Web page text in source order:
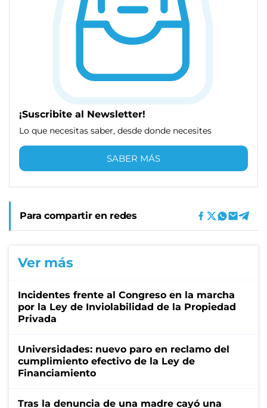
¡Suscribite al Newsletter!
Lo que necesitas saber, desde donde necesites
SABER MÁS
Para compartir en redes
Ver más
Incidentes frente al Congreso en la marcha
por la Ley de Inviolabilidad de la Propiedad
Privada
Universidades: nuevo paro en reclamo del
cumplimiento efectivo de la Ley de
Financiamiento
Tras la denuncia de una madre cayó una